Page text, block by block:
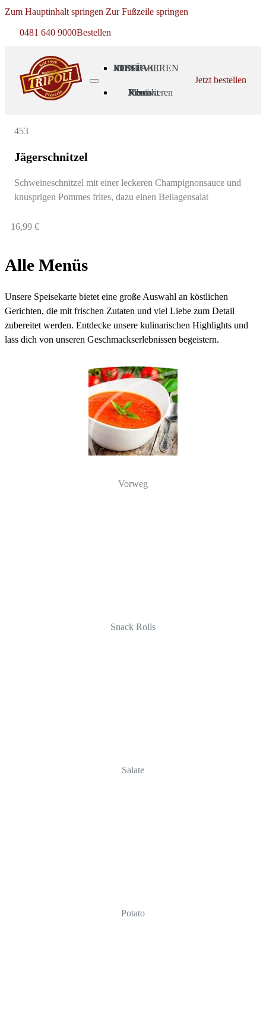
Zum Hauptinhalt springen Zur Fußzeile springen
0481 640 9000Bestellen
MENÜ
RESERVIEREN
JOBS
KONTAKT
Menü
Reservieren
Jobs
Kontakt
Jetzt bestellen
453
Jägerschnitzel
Schweineschnitzel mit einer leckeren Champignonsauce und
knusprigen Pommes frites, dazu einen Beilagensalat
16,99 €
Alle Menüs
Unsere Speisekarte bietet eine große Auswahl an köstlichen
Gerichten, die mit frischen Zutaten und viel Liebe zum Detail
zubereitet werden. Entdecke unsere kulinarischen Highlights und
lass dich von unseren Geschmackserlebnissen begeistern.
Vorweg
Snack Rolls
Salate
Potato